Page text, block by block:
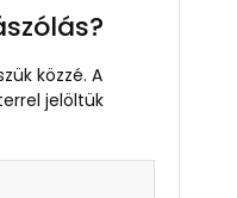
közzé. A
jelöltük